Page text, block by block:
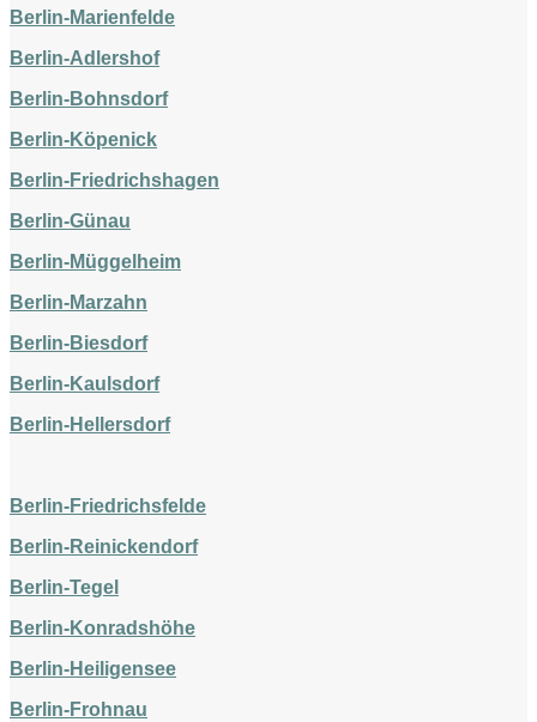
Berlin-Marienfelde
Berlin-Adlershof
Berlin-Bohnsdorf
Berlin-Köpenick
Berlin-Friedrichshagen
Berlin-Günau
Berlin-Müggelheim
Berlin-Marzahn
Berlin-Biesdorf
Berlin-Kaulsdorf
Berlin-Hellersdorf
Berlin-Friedrichsfelde
Berlin-Reinickendorf
Berlin-Tegel
Berlin-Konradshöhe
Berlin-Heiligensee
Berlin-Frohnau